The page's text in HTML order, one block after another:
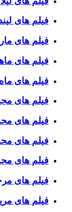
فیلم های
فیلم های
فیلم های
فیلم های
فیلم های
فیلم های
فیلم های
فیلم های
فیلم های
فیلم های